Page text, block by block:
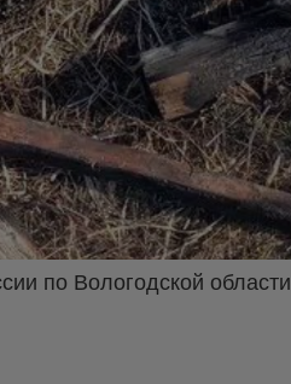
по Вологодской области